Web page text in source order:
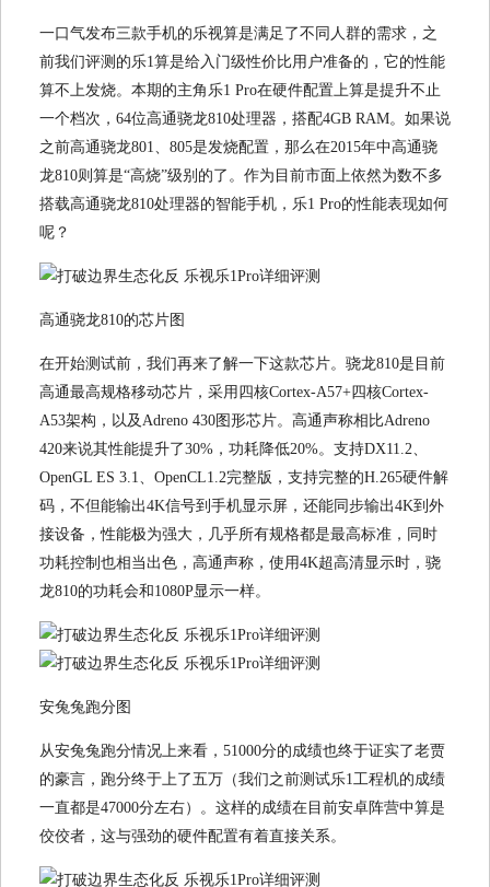
一口气发布三款手机的乐视算是满足了不同人群的需求，之
前我们评测的乐1算是给入门级性价比用户准备的，它的性能
算不上发烧。本期的主角乐1 Pro在硬件配置上算是提升不止
一个档次，64位高通骁龙810处理器，搭配4GB RAM。如果说
之前高通骁龙801、805是发烧配置，那么在2015年中高通骁
龙810则算是“高烧”级别的了。作为目前市面上依然为数不多
搭载高通骁龙810处理器的智能手机，乐1 Pro的性能表现如何
呢？
高通骁龙810的芯片图
在开始测试前，我们再来了解一下这款芯片。骁龙810是目前
高通最高规格移动芯片，采用四核Cortex-A57+四核Cortex-
A53架构，以及Adreno 430图形芯片。高通声称相比Adreno
420来说其性能提升了30%，功耗降低20%。支持DX11.2、
OpenGL ES 3.1、OpenCL1.2完整版，支持完整的H.265硬件解
码，不但能输出4K信号到手机显示屏，还能同步输出4K到外
接设备，性能极为强大，几乎所有规格都是最高标准，同时
功耗控制也相当出色，高通声称，使用4K超高清显示时，骁
龙810的功耗会和1080P显示一样。
安兔兔跑分图
从安兔兔跑分情况上来看，51000分的成绩也终于证实了老贾
的豪言，跑分终于上了五万（我们之前测试乐1工程机的成绩
一直都是47000分左右）。这样的成绩在目前安卓阵营中算是
佼佼者，这与强劲的硬件配置有着直接关系。